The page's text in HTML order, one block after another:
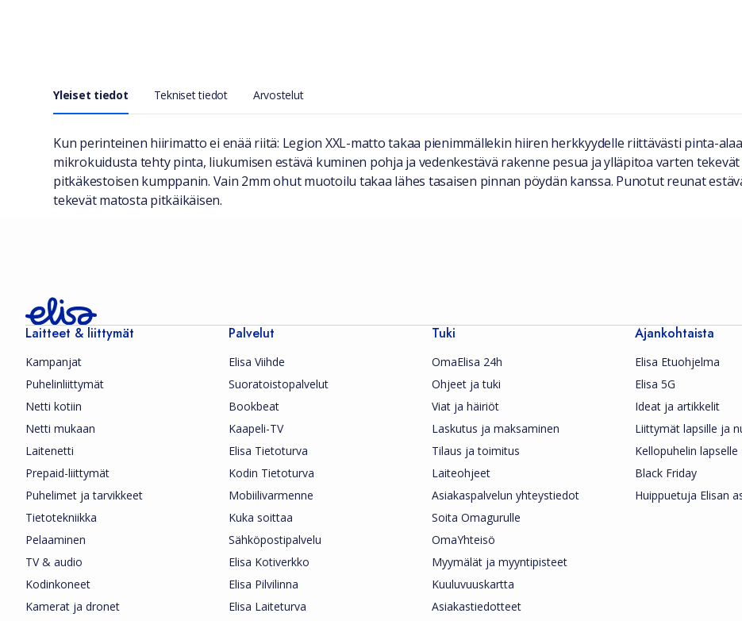
Yleiset tiedot Tekniset tiedot Arvostelut
Yleiset tiedot
Kun perinteinen hiirimatto ei enää riitä: Legion XXL-matto takaa pienimmällekin hiiren herkkyydelle riittävästi pinta-
mikrokuidusta tehty pinta, liukumisen estävä kuminen pohja ja vedenkestävä rakenne pesua ja ylläpitoa varten
pitkäkestoisen kumppanin. Vain 2mm ohut muotoilu takaa lähes tasaisen pinnan pöydän kanssa. Punotut reunat
tekevät matosta pitkäikäisen.
Laitteet & liittymät
Kampanjat
Puhelinliittymät
Netti kotiin
Netti mukaan
Laitenetti
Prepaid-liittymät
Puhelimet ja tarvikkeet
Tietotekniikka
Pelaaminen
TV & audio
Kodinkoneet
Kamerat ja dronet
Palvelut
Elisa Viihde
Suoratoistopalvelut
Bookbeat
Kaapeli-TV
Elisa Tietoturva
Kodin Tietoturva
Mobiilivarmenne
Kuka soittaa
Sähköpostipalvelu
Elisa Kotiverkko
Elisa Pilvilinna
Elisa Laiteturva
Tuki
OmaElisa 24h
Ohjeet ja tuki
Viat ja häiriöt
Laskutus ja maksaminen
Tilaus ja toimitus
Laiteohjeet
Asiakaspalvelun yhteystiedot
Soita Omagurulle
OmaYhteisö
Myymälät ja myyntipisteet
Kuuluvuuskartta
Asiakastiedotteet
Ajankohtaista
Elisa Etuohjelma
Elisa 5G
Ideat ja artikkelit
Liittymät lapsille ja
Kellopuhelin lapselle
Black Friday
Huippuetuja Elisan